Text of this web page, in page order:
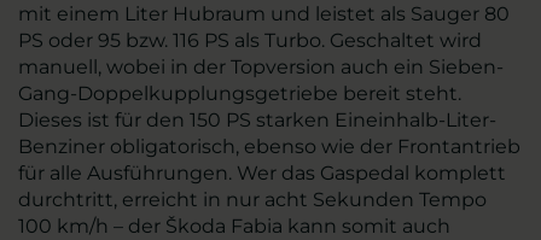
mit einem Liter Hubraum und leistet als Sauger 80
PS oder 95 bzw. 116 PS als Turbo. Geschaltet wird
manuell, wobei in der Topversion auch ein Sieben-
Gang-Doppelkupplungsgetriebe bereit steht.
Dieses ist für den 150 PS starken Eineinhalb-Liter-
Benziner obligatorisch, ebenso wie der Frontantrieb
für alle Ausführungen. Wer das Gaspedal komplett
durchtritt, erreicht in nur acht Sekunden Tempo
100 km/h – der Škoda Fabia kann somit auch